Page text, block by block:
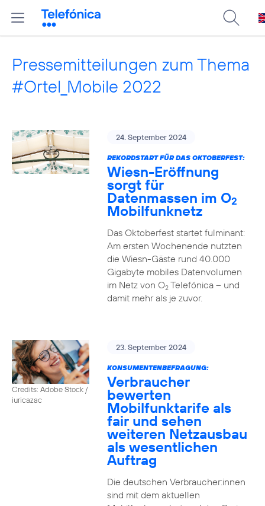
Pressemitteilungen zum Thema
#Ortel_Mobile 2022
24. September 2024
REKORDSTART FÜR DAS OKTOBERFEST:
Wiesn-Eröffnung
sorgt für
Datenmassen im O2
Mobilfunknetz
Das Oktoberfest startet fulminant:
Am ersten Wochenende nutzten
die Wiesn-Gäste rund 40.000
Gigabyte mobiles Datenvolumen
im Netz von O2Telefónica – und
damit mehr als je zuvor.
Credits: Adobe Stock /
iuricazac
23. September 2024
KONSUMENTENBEFRAGUNG:
Verbraucher
bewerten
Mobilfunktarife als
fair und sehen
weiteren Netzausbau
als wesentlichen
Auftrag
Die deutschen Verbraucher:innen
sind mit dem aktuellen